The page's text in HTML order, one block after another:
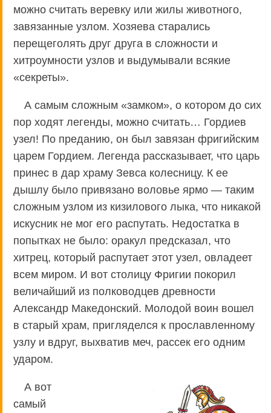
можно считать веревку или жилы животного,
завязанные узлом. Хозяева старались
перещеголять друг друга в сложности и
хитроумности узлов и выдумывали всякие
«секреты».
А самым сложным «замком», о котором до сих
пор ходят легенды, можно считать… Гордиев
узел! По преданию, он был завязан фригийским
царем Гордием. Легенда рассказывает, что царь
принес в дар храму Зевса колесницу. К ее
дышлу было привязано воловье ярмо — таким
сложным узлом из кизилового лыка, что никакой
искусник не мог его распутать. Недостатка в
попытках не было: оракул предсказал, что
хитрец, который распутает этот узел, овладеет
всем миром. И вот столицу Фригии покорил
величайший из полководцев древности
Александр Македонский. Молодой воин вошел
в старый храм, пригляделся к прославленному
узлу и вдруг, выхватив меч, рассек его одним
ударом.
А вот
самый